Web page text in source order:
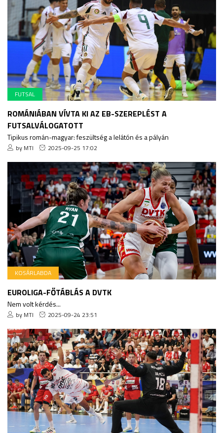
FUTSAL
ROMÁNIÁBAN VÍVTA KI AZ EB-SZEREPLÉST A
FUTSALVÁLOGATOTT
Tipikus román-magyar: feszültség a lelátón és a pályán
by MTI 2025-09-25 17:02
KOSÁRLABDA
EUROLIGA-FŐTÁBLÁS A DVTK
Nem volt kérdés...
by MTI 2025-09-24 23:51